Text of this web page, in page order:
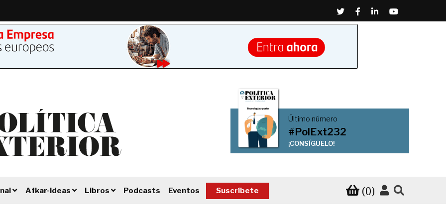
TwitterFacebook
LinkedinYoutube
Último número
#PolExt232
¡CONSÍGUELO!
Afkar-Ideas Libros Podcasts Eventos Suscríbete (0)